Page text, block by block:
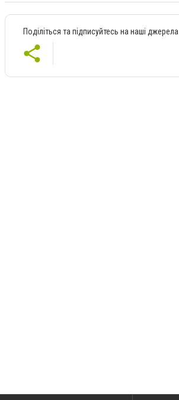
Поділіться та підписуйтесь на наші джерела